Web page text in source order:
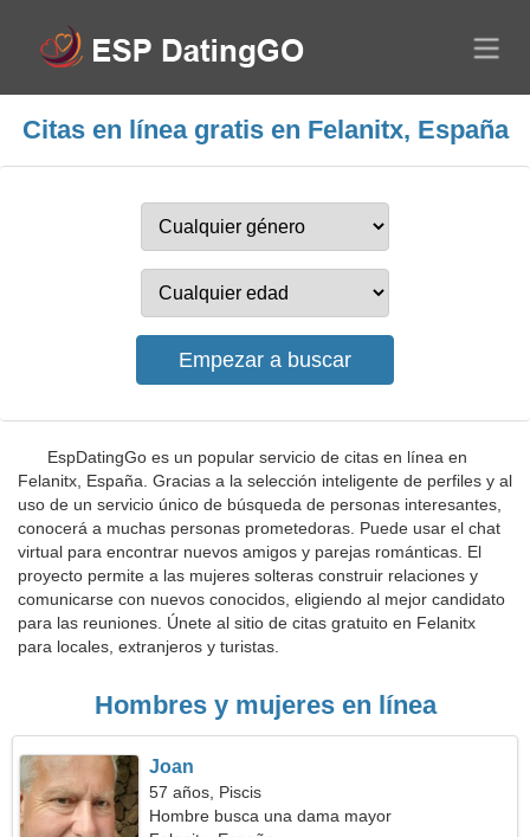
Citas en línea gratis en Felanitx, España
EspDatingGo es un popular servicio de citas en línea en
Felanitx, España. Gracias a la selección inteligente de perfiles y al
uso de un servicio único de búsqueda de personas interesantes,
conocerá a muchas personas prometedoras. Puede usar el chat
virtual para encontrar nuevos amigos y parejas románticas. El
proyecto permite a las mujeres solteras construir relaciones y
comunicarse con nuevos conocidos, eligiendo al mejor candidato
para las reuniones. Únete al sitio de citas gratuito en Felanitx
para locales, extranjeros y turistas.
Hombres y mujeres en línea
Joan
57 años, Piscis
Hombre busca una dama mayor